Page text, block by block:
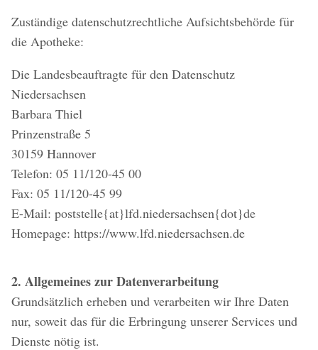
Zuständige datenschutzrechtliche Aufsichtsbehörde für
die Apotheke:
Die Landesbeauftragte für den Datenschutz
Niedersachsen
Barbara Thiel
Prinzenstraße 5
30159 Hannover
Telefon: 05 11/120-45 00
Fax: 05 11/120-45 99
E-Mail: poststelle{at}lfd.niedersachsen{dot}de
Homepage: https://www.lfd.niedersachsen.de
2. Allgemeines zur Datenverarbeitung
Grundsätzlich erheben und verarbeiten wir Ihre Daten
nur, soweit das für die Erbringung unserer Services und
Dienste nötig ist.